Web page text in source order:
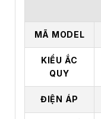
MÃ MODEL
KIỂU ẮC
QUY
ĐIỆN ÁP